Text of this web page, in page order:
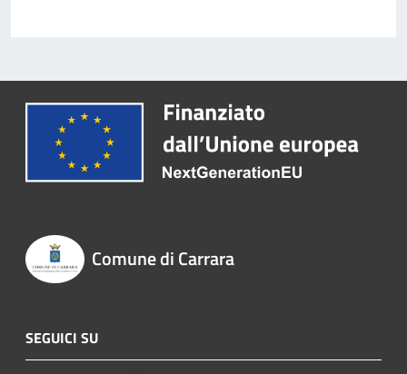
Comune di Carrara
SEGUICI SU